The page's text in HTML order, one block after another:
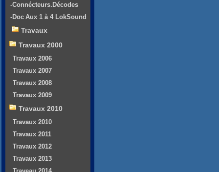
-Connécteurs.Décodes
-Doc Aux 1 à 4 LokSound
Travaux
Travaux 2000
Travaux 2006
Travaux 2007
Travaux 2008
Travaux 2009
Travaux 2010
Travaux 2010
Travaux 2011
Travaux 2012
Travaux 2013